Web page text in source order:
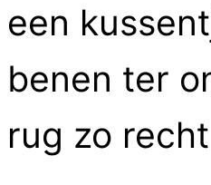
een
benen ter
rug zo